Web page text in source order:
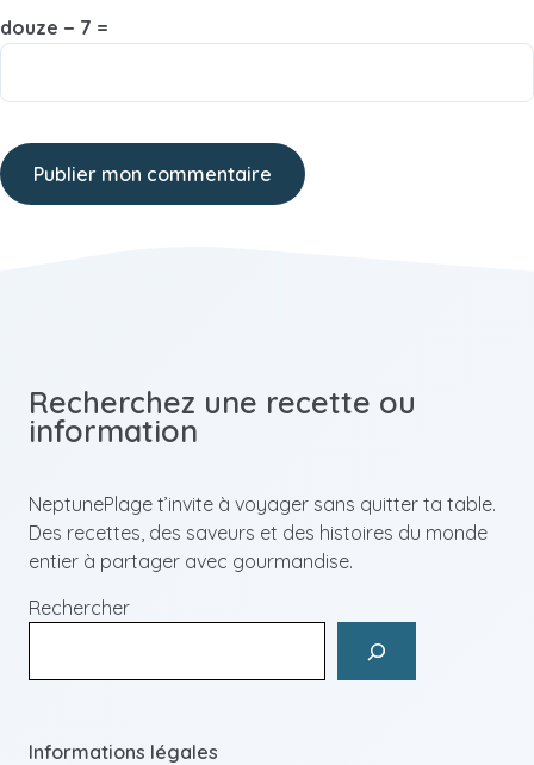
douze − 7 =
Recherchez une recette ou
information
NeptunePlage t’invite à voyager sans quitter ta table.
Des recettes, des saveurs et des histoires du monde
entier à partager avec gourmandise.
Rechercher
Informations légales